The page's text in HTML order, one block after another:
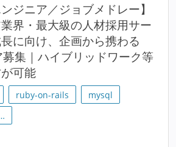
ジニア／ジョブメドレー】
界・最大級の人材採用サー
に向け、企画から携わる
集｜ハイブリッドワーク等
可能
ruby-on-rails
mysql